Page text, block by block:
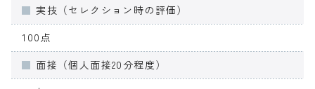
実技（セレクション時の評価）
100点
面接（個人面接20分程度）